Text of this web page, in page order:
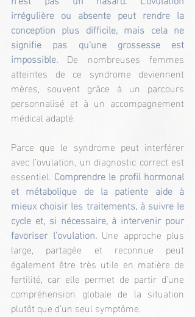
irrégulière ou absente peut rendre la
conception plus difficile, mais cela ne
signifie pas qu’une grossesse est
impossible. De nombreuses femmes
atteintes de ce syndrome deviennent
mères, souvent grâce à un parcours
personnalisé et à un accompagnement
médical adapté.
Parce que le syndrome peut interférer
avec l’ovulation, un diagnostic correct est
essentiel. Comprendre le profil hormonal
et métabolique de la patiente aide à
mieux choisir les traitements, à suivre le
cycle et, si nécessaire, à intervenir pour
favoriser l’ovulation. Une approche plus
large, partagée et reconnue peut
également être très utile en matière de
fertilité, car elle permet de partir d’une
compréhension globale de la situation
plutôt que d’un seul symptôme.